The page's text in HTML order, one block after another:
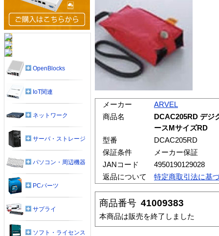
メーカー
ARVEL
商品名
DCAC205RD デジ
ースMサイズRD
型番
DCAC205RD
保証条件
メーカー保証
JANコード
4950190129028
返品について
特定商取引法に基
商品番号 41009383
本商品は販売を終了しました
OpenBlocks
IoT関連
ネットワーク
サーバ・ストレージ
パソコン・周辺機器
PCパーツ
サプライ
ソフト・ライセンス